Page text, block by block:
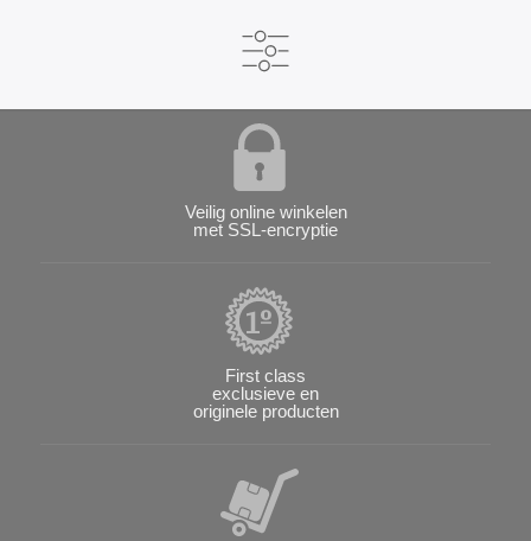
Veilig online winkelen
met SSL-encryptie
First class
exclusieve en
originele producten